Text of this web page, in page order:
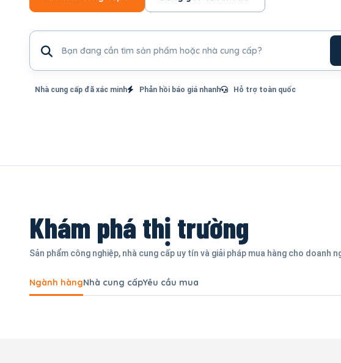
Nhà cung cấp đã xác minh Phản hồi báo giá nhanh Hỗ trợ toàn quốc
Khám phá thị trường
Sản phẩm công nghiệp, nhà cung cấp uy tín và giải pháp mua hàng cho doanh
Ngành hàngNhà cung cấpYêu cầu mua